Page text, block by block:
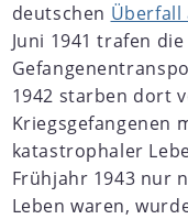
deutschen Überfall
Juni 1941 trafen
1942 starben dort
Kriegsgefangenen
katastrophaler
Frühjahr 1943 nur
Leben waren,